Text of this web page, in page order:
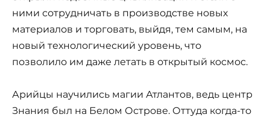
ними сотрудничать в производстве новых
материалов и торговать, выйдя, тем самым, на
новый технологический уровень, что
позволило им даже летать в открытый космос.
Арийцы научились магии Атлантов, ведь центр
Знания был на Белом Острове. Оттуда когда-то